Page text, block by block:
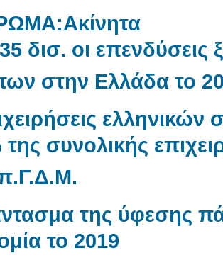
δισ. οι
στην Ελλάδα το
της συνολικής
της ύφεσης
το 2019